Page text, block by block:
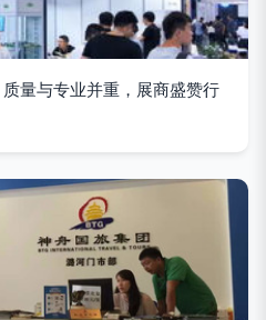
量与专业并重，展商盛赞行